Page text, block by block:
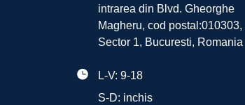
intrarea din Blvd. Gheorghe
Magheru, cod postal:010303,
Sector 1, Bucuresti, Romania
L-V: 9-18
S-D: inchis